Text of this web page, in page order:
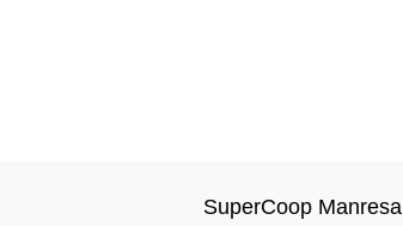
SuperCoop Manresa